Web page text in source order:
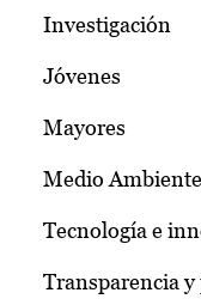
Investigación
Jóvenes
Mayores
Medio Ambiente
Tecnología e
Transparencia